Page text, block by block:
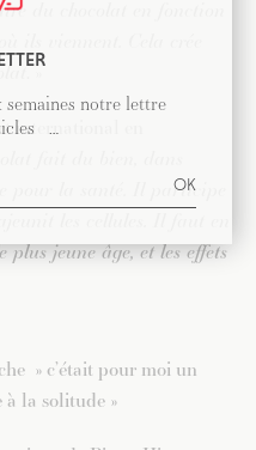
du chocolat en fonction
. »
international en
pour la santé. Il participe
jeune âge, et les effets
» c’était pour moi un
la solitude »
notre lettre
…